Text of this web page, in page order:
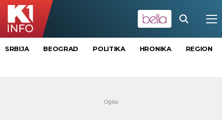
SRBIJA BEOGRAD POLITIKA HRONIKA REGION